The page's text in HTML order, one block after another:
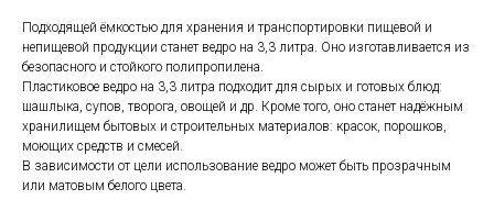
Подходящей ёмкостью для хранения и транспортировки пищевой и
непищевой продукции станет ведро на 3,3 литра. Оно изготавливается из
безопасного и стойкого полипропилена.
Пластиковое ведро на 3,3 литра подходит для сырых и готовых блюд:
шашлыка, супов, творога, овощей и др. Кроме того, оно станет надёжным
хранилищем бытовых и строительных материалов: красок, порошков,
моющих средств и смесей.
В зависимости от цели использование ведро может быть прозрачным
или матовым белого цвета.